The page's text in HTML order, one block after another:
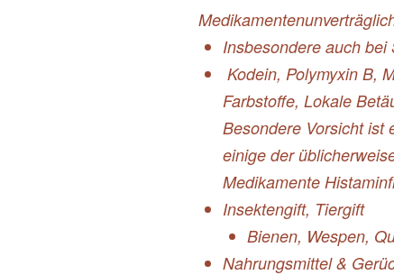
Insbesondere auch bei
Kodein, Polymyxin B,
Farbstoffe, Lokale
Besondere Vorsicht ist
einige der
Medikamente
Insektengift, Tiergift
Bienen, Wespen,
Nahrungsmittel &